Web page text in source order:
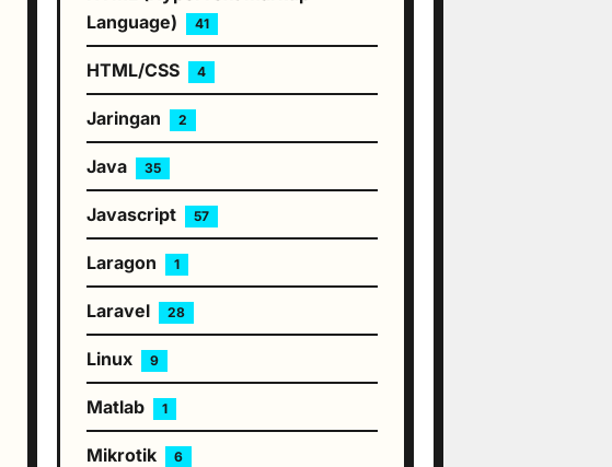
Language)
41
HTML/CSS 4
Jaringan 2
Java 35
Javascript 57
Laragon 1
Laravel 28
Linux 9
Matlab 1
Mikrotik 6